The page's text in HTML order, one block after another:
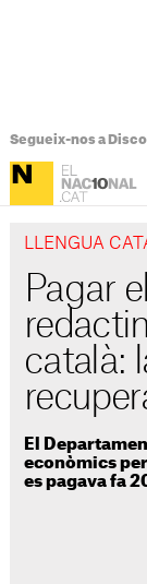
Segueix-nos a
LLENGUA
Pagar
català:
El
econòmics
es pagava fa